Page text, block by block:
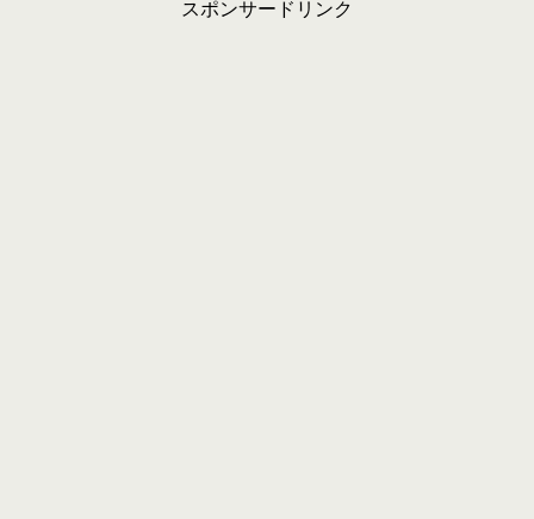
スポンサードリンク